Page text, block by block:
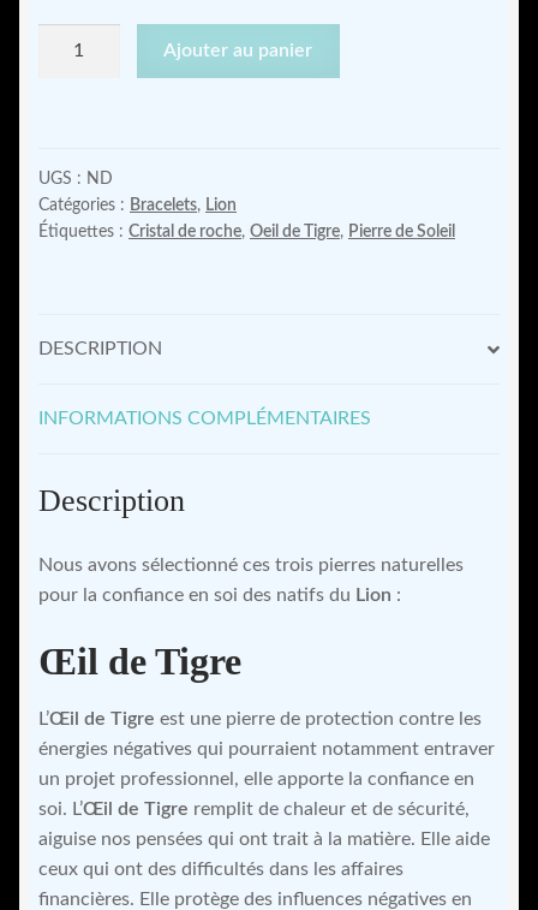
confiance
en
Ajouter au panier
UGS : ND
Catégories : Bracelets, Lion
Étiquettes : Cristal de roche, Oeil de Tigre, Pierre de Soleil
DESCRIPTION
INFORMATIONS COMPLÉMENTAIRES
Description
Nous avons sélectionné ces trois pierres naturelles
pour la confiance en soi des natifs du Lion :
Œil de Tigre
L’Œil de Tigre est une pierre de protection contre les
énergies négatives qui pourraient notamment entraver
un projet professionnel, elle apporte la confiance en
soi. L’Œil de Tigre remplit de chaleur et de sécurité,
aiguise nos pensées qui ont trait à la matière. Elle aide
ceux qui ont des difficultés dans les affaires
financières. Elle protège des influences négatives en